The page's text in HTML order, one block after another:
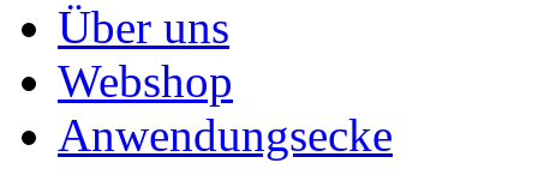
Über uns
Webshop
Anwendungsecke